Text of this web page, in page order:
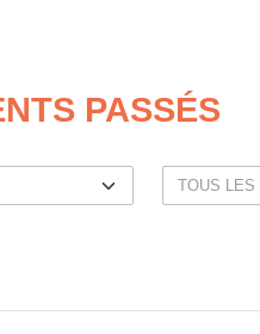
PASSÉS